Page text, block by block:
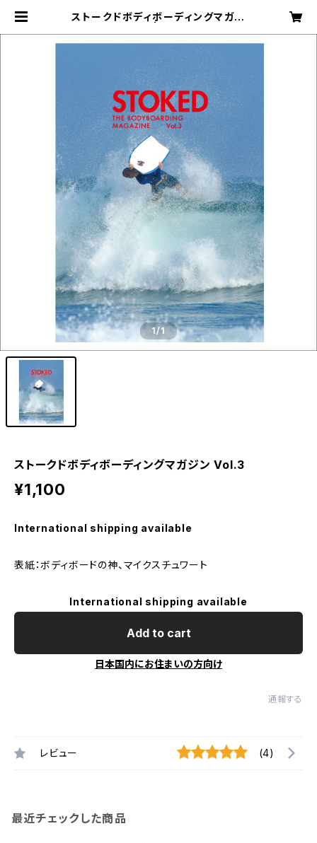
ストークドボディボーディングマガジ
1/1
ストークドボディボーディングマガジン Vol.3
¥1,100
International shipping available
表紙：ボディボードの神、マイクスチュワート
International shipping available
Add to cart
日本国内にお住まいの方向け
通報する
レビュー (4)
最近チェックした商品